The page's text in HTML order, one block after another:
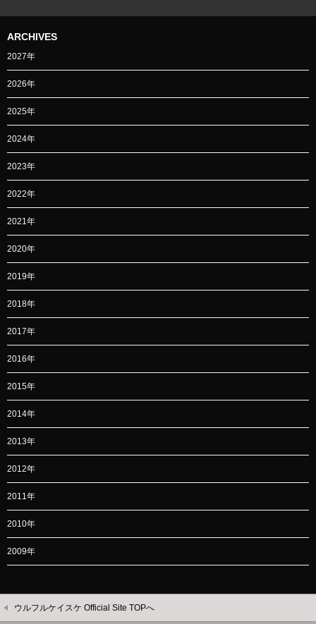
ARCHIVES
2027年
2026年
2025年
2024年
2023年
2022年
2021年
2020年
2019年
2018年
2017年
2016年
2015年
2014年
2013年
2012年
2011年
2010年
2009年
ウルフルケイスケ Official Site TOPへ